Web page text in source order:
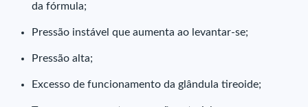
da fórmula;
Pressão instável que aumenta ao levantar-se;
Pressão alta;
Excesso de funcionamento da glândula tireoide;